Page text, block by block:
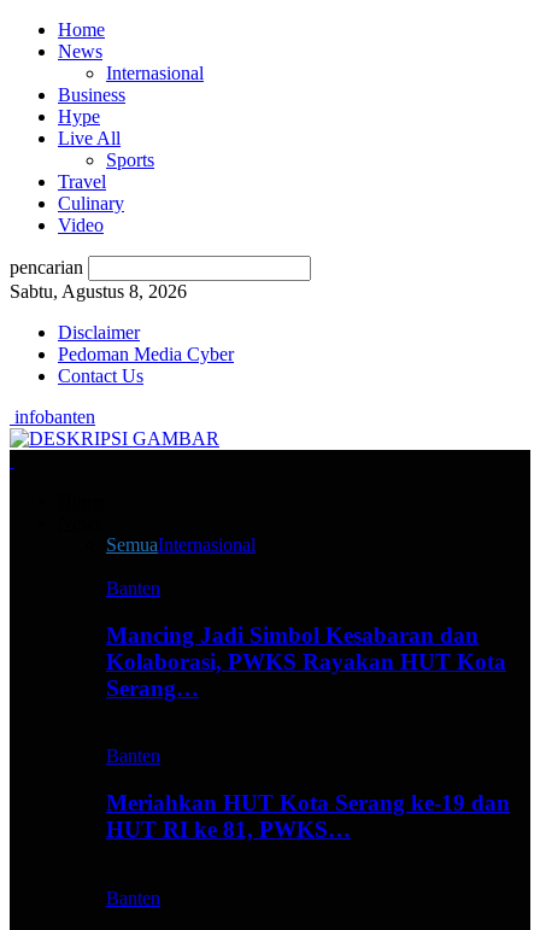
Home
News
Internasional
Business
Hype
Live All
Sports
Travel
Culinary
Video
pencarian
Sabtu, Agustus 8, 2026
Disclaimer
Pedoman Media Cyber
Contact Us
infobanten
SemuaInternasional
Banten
Mancing Jadi Simbol Kesabaran dan
Kolaborasi, PWKS Rayakan HUT Kota
Serang…
Banten
Meriahkan HUT Kota Serang ke-19 dan
HUT RI ke 81, PWKS…
Banten